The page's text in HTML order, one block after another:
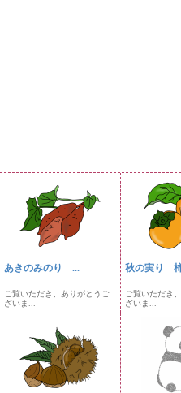
あきのみのり ...
ご覧いただき、ありがとうご
ざいま...
秋の実り
ご覧いただき
ざいま...